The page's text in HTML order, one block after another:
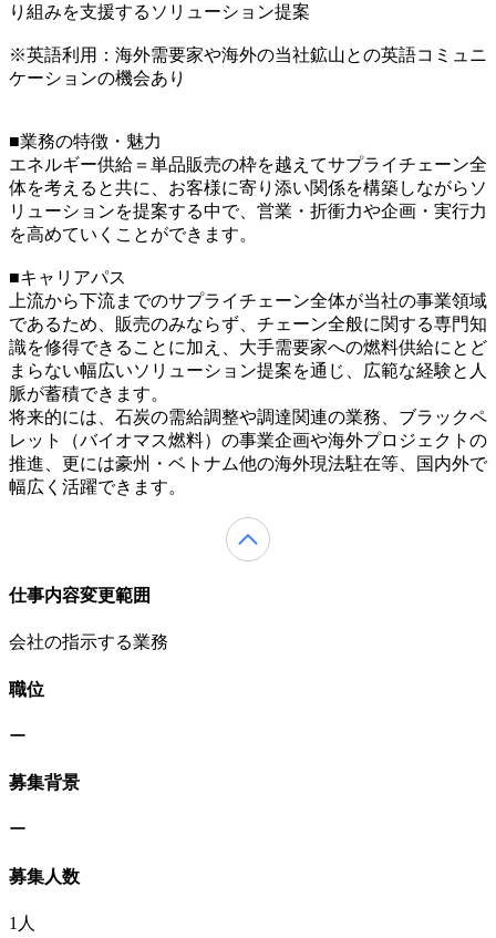
り組みを支援するソリューション提案
※英語利用：海外需要家や海外の当社鉱山との英語コミュニ
ケーションの機会あり
■業務の特徴・魅力
エネルギー供給＝単品販売の枠を越えてサプライチェーン全
体を考えると共に、お客様に寄り添い関係を構築しながらソ
リューションを提案する中で、営業・折衝力や企画・実行力
を高めていくことができます。
■キャリアパス
上流から下流までのサプライチェーン全体が当社の事業領域
であるため、販売のみならず、チェーン全般に関する専門知
識を修得できることに加え、大手需要家への燃料供給にとど
まらない幅広いソリューション提案を通じ、広範な経験と人
脈が蓄積できます。
将来的には、石炭の需給調整や調達関連の業務、ブラックペ
レット（バイオマス燃料）の事業企画や海外プロジェクトの
推進、更には豪州・ベトナム他の海外現法駐在等、国内外で
幅広く活躍できます。
仕事内容変更範囲
会社の指示する業務
職位
ー
募集背景
ー
募集人数
1人